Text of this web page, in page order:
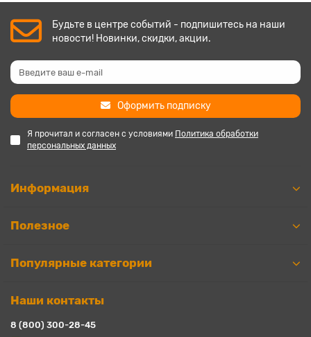
Будьте в центре событий - подпишитесь на наши
новости! Новинки, скидки, акции.
Оформить подписку
Я прочитал и согласен с условиями Политика обработки
персональных данных
Информация
Полезное
Популярные категории
Наши контакты
8 (800) 300-28-45